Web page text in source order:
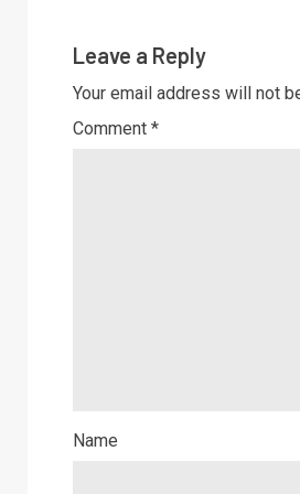
Leave a Reply
Your email address will not
Comment *
Name